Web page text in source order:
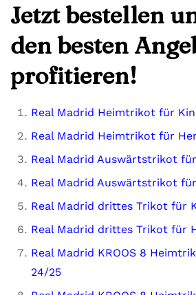
Jetzt bestellen
den besten
profitieren!
Real Madrid Heimtrikot für
Real Madrid Heimtrikot für
Real Madrid Auswärtstrikot
Real Madrid Auswärtstrikot
Real Madrid drittes Trikot für
Real Madrid drittes Trikot für
Real Madrid KROOS 8
24/25